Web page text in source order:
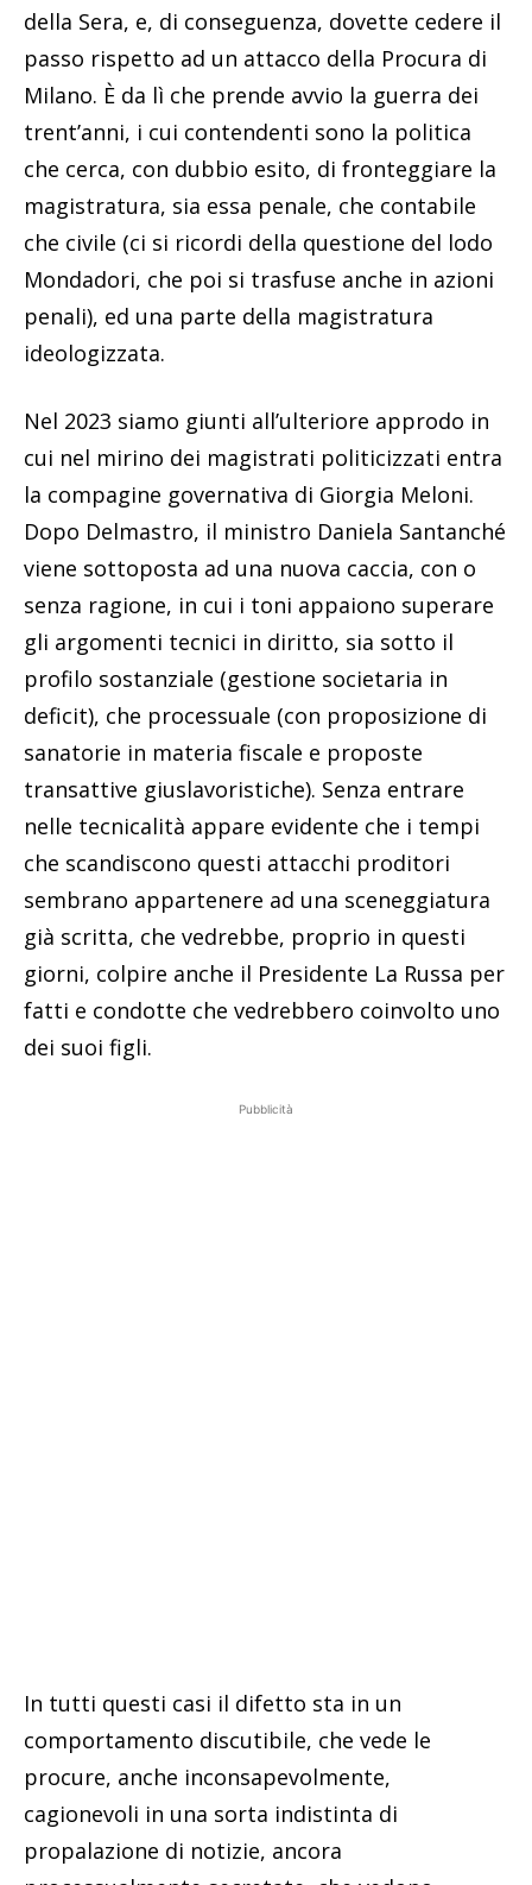
della Sera, e, di conseguenza, dovette cedere il
passo rispetto ad un attacco della Procura di
Milano. È da lì che prende avvio la guerra dei
trent’anni, i cui contendenti sono la politica
che cerca, con dubbio esito, di fronteggiare la
magistratura, sia essa penale, che contabile
che civile (ci si ricordi della questione del lodo
Mondadori, che poi si trasfuse anche in azioni
penali), ed una parte della magistratura
ideologizzata.
Nel 2023 siamo giunti all’ulteriore approdo in
cui nel mirino dei magistrati politicizzati entra
la compagine governativa di Giorgia Meloni.
Dopo Delmastro, il ministro Daniela Santanché
viene sottoposta ad una nuova caccia, con o
senza ragione, in cui i toni appaiono superare
gli argomenti tecnici in diritto, sia sotto il
profilo sostanziale (gestione societaria in
deficit), che processuale (con proposizione di
sanatorie in materia fiscale e proposte
transattive giuslavoristiche). Senza entrare
nelle tecnicalità appare evidente che i tempi
che scandiscono questi attacchi proditori
sembrano appartenere ad una sceneggiatura
già scritta, che vedrebbe, proprio in questi
giorni, colpire anche il Presidente La Russa per
fatti e condotte che vedrebbero coinvolto uno
dei suoi figli.
Pubblicità
In tutti questi casi il difetto sta in un
comportamento discutibile, che vede le
procure, anche inconsapevolmente,
cagionevoli in una sorta indistinta di
propalazione di notizie, ancora